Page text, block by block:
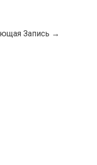
Запись →